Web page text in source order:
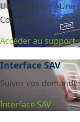
Une question ?
Consultez nos FAQ
Accéder au support
Interface SAV
Suivez vos
Interface SAV